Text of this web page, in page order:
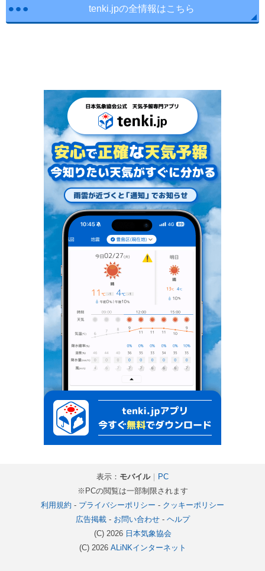
tenki.jpの全情報はこちら
表示： モバイル｜ PC
※PCの閲覧は一部制限されます
利用規約 - プライバシーポリシー - クッキーポリシー
広告掲載- お問い合わせ- ヘルプ
(C) 2026 日本気象協会
(C) 2026 ALiNKインターネット